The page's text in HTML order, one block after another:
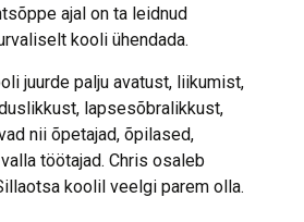
ajal on ta leidnud
kooli ühendada.
juurde palju avatust, liikumist,
lapsesõbralikkust,
nii õpetajad, õpilased,
töötajad. Chris osaleb
koolil veelgi parem olla.